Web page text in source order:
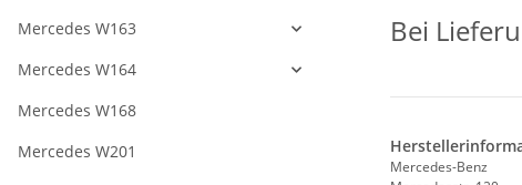
Bei
Mercedes-Benz
Mercedes W163
Mercedes W164
Mercedes W168
Mercedes W201